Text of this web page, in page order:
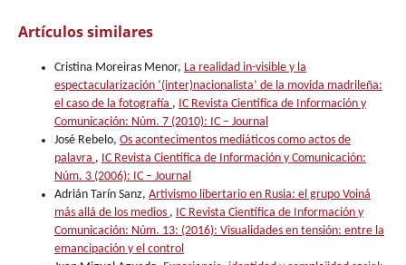
Artículos similares
Cristina Moreiras Menor, La realidad in-visible y la
espectacularización ‘(inter)nacionalista’ de la movida madrileña:
el caso de la fotografía , IC Revista Científica de Información y
Comunicación: Núm. 7 (2010): IC – Journal
José Rebelo, Os acontecimentos mediáticos como actos de
palavra , IC Revista Científica de Información y Comunicación:
Núm. 3 (2006): IC – Journal
Adrián Tarín Sanz, Artivismo libertario en Rusia: el grupo Voiná
más allá de los medios , IC Revista Científica de Información y
Comunicación: Núm. 13: (2016): Visualidades en tensión: entre la
emancipación y el control